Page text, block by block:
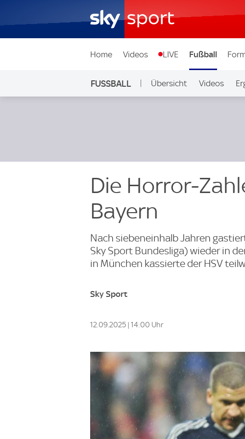
Home Videos LIVE Fußball
FUSSBALL Übersicht Videos
Die Horror-
Bayern
Nach siebeneinhalb Jahren
Sky Sport Bundesliga) wieder in
in München kassierte der HSV
Sky Sport
12.09.2025 | 14:00 Uhr